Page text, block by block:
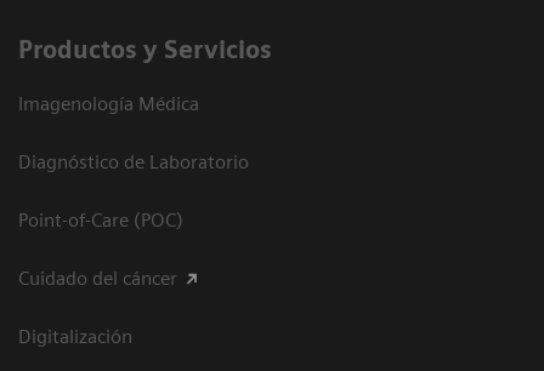
Productos y Servicios
Imagenología Médica
Diagnóstico de Laboratorio
Point-of-Care (POC)
Cuidado del cáncer
Digitalización